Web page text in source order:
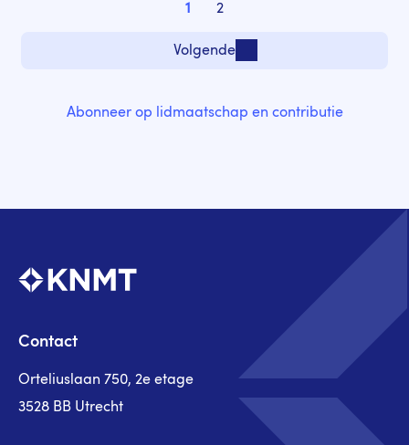
1
2
Volgende pagina
Volgende
Abonneer op lidmaatschap en contributie
Contact
Orteliuslaan 750, 2e etage
3528 BB Utrecht